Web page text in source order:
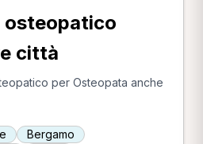
città
per Osteopata anche
Bergamo